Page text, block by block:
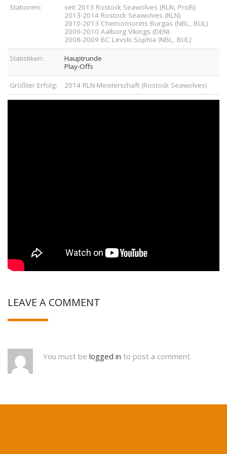
Stationen:
seit 2013 Rostock Seawolves (RLN, ProB)
2013-2014 Rostock Seawolves (RLN)
2010-2013 Chernomorets Burgas (NBL, BUL)
2009-2010 Aalborg Vikings (DEN)
2008-2009 BC Levski Sophia (NBL, BUL)
Statistiken:
Hauptrunde
Play-Offs
Größter Erfolg: 2014 RLN-Meisterschaft (Rostock Seawolves)
LEAVE A COMMENT
You must be logged in to post a comment.